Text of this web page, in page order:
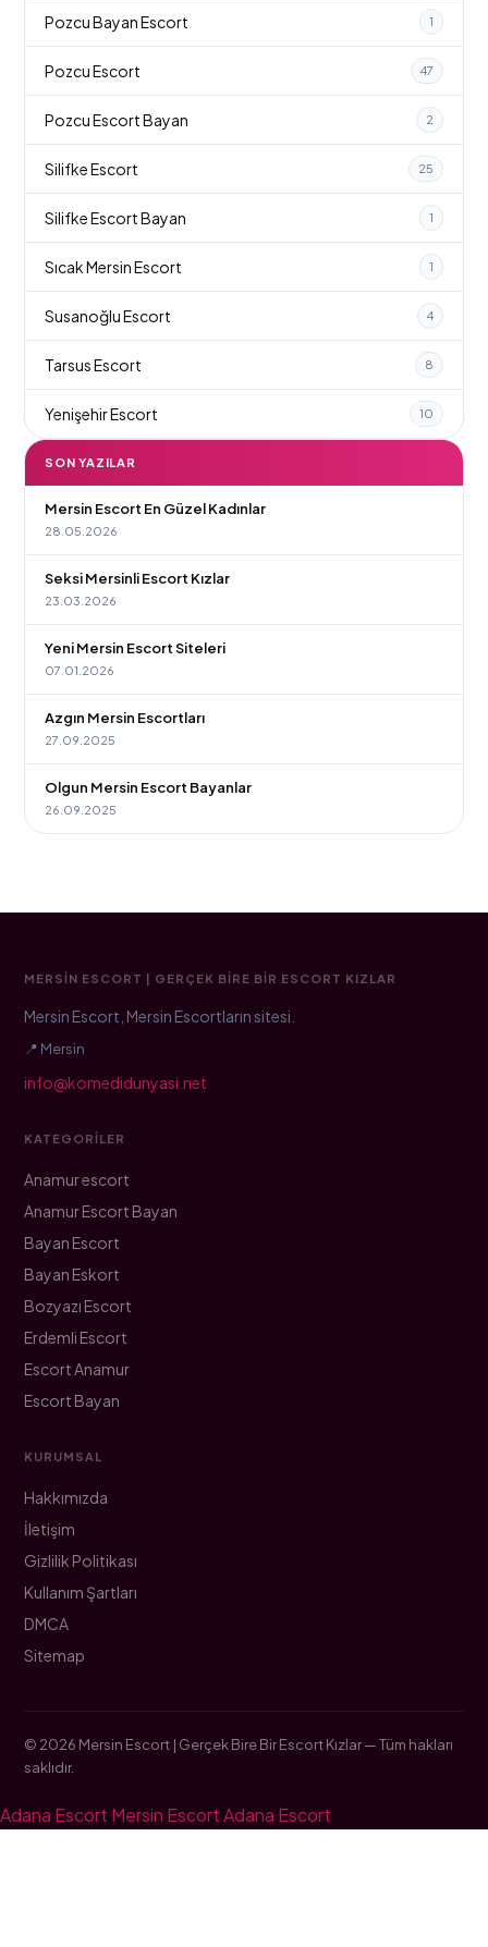
Pozcu Bayan Escort 1
Pozcu Escort 47
Pozcu Escort Bayan 2
Silifke Escort 25
Silifke Escort Bayan 1
Sıcak Mersin Escort 1
Susanoğlu Escort 4
Tarsus Escort 8
Yenişehir Escort 10
SON YAZILAR
Mersin Escort En Güzel Kadınlar
28.05.2026
Seksi Mersinli Escort Kızlar
23.03.2026
Yeni Mersin Escort Siteleri
07.01.2026
Azgın Mersin Escortları
27.09.2025
Olgun Mersin Escort Bayanlar
26.09.2025
MERSIN ESCORT | GERÇEK BIRE BIR ESCORT KIZLAR
Mersin Escort, Mersin Escortların sitesi.
📍 Mersin
info@komedidunyasi.net
KATEGORILER
Anamur escort
Anamur Escort Bayan
Bayan Escort
Bayan Eskort
Bozyazı Escort
Erdemli Escort
Escort Anamur
Escort Bayan
KURUMSAL
Hakkımızda
İletişim
Gizlilik Politikası
Kullanım Şartları
DMCA
Sitemap
© 2026 Mersin Escort | Gerçek Bire Bir Escort Kızlar — Tüm hakları
saklıdır.
Adana Escort Mersin EscortAdana Escort